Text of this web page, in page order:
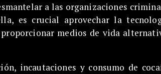
a las organizaciones
es crucial aprovechar la
medios de vida
incautaciones y consumo de